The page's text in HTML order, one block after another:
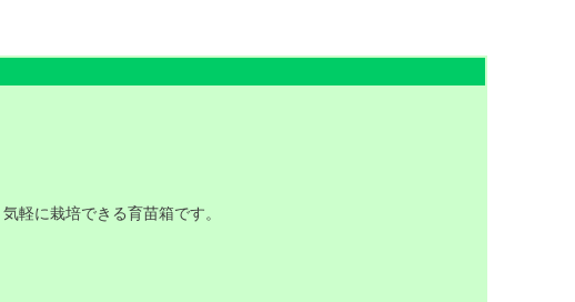
軽に栽培できる育苗箱です。